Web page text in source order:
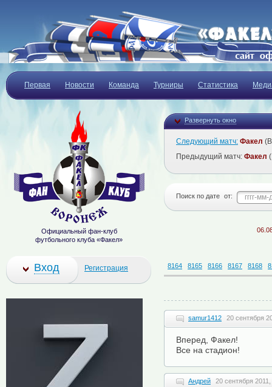
Первая Новости Команда Турниры Статистика
Развернуть окно
Следующий матч: Факел
Предыдущий матч: Факел
Поиск по дате от:
06.08.2026
8164 8165 8166 8167 8168
samur1412 20 сентября
Вперед, Факел!
Все на стадион!
Андрей 20 сентября
Официальный фан-клуб
футбольного клуба «Факел»
Вход Регистрация